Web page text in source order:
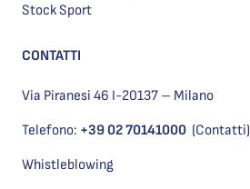
Stock Sport
CONTATTI
Via Piranesi 46 I-20137 – Milano
Telefono: +39 02 70141000 (Contatti)
Whistleblowing